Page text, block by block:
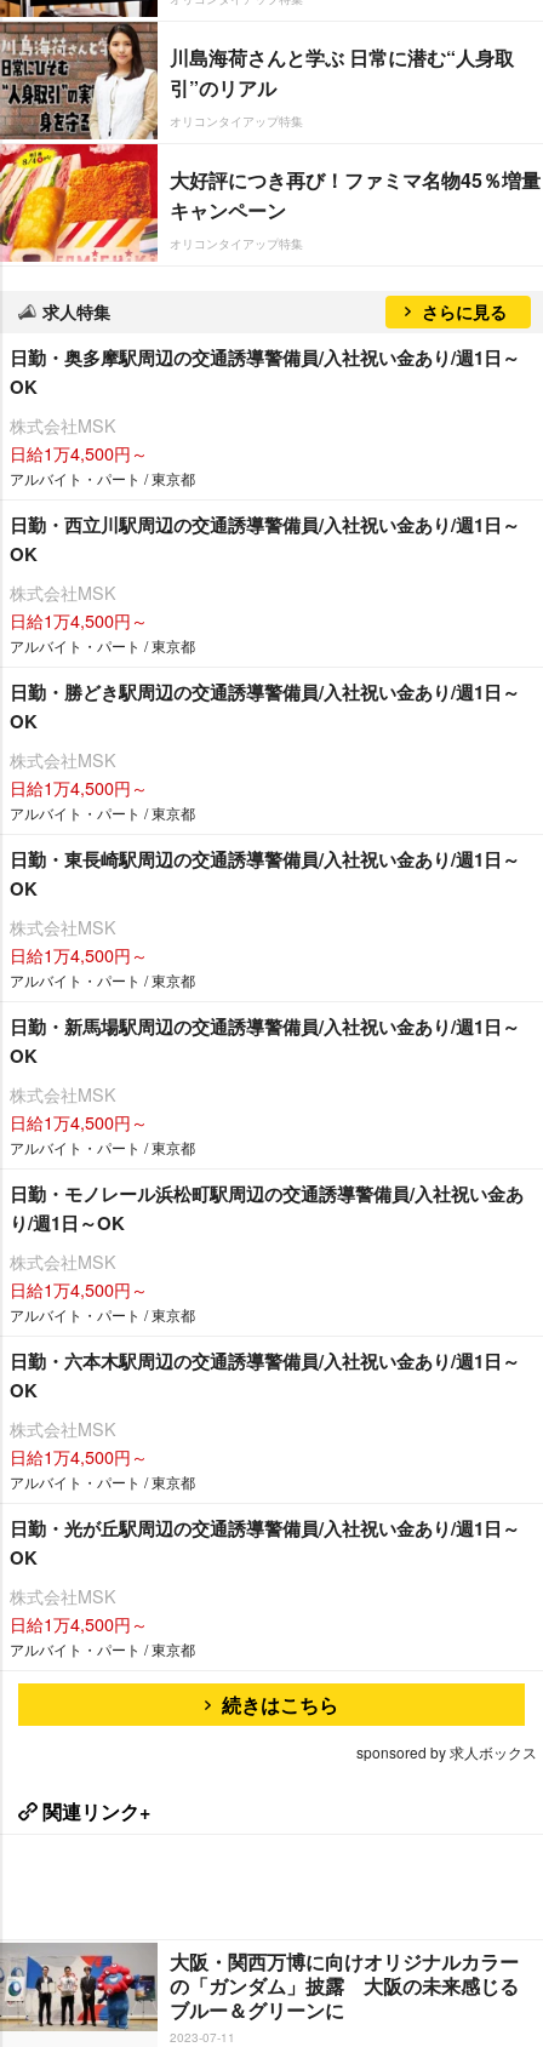
川島海荷さんと学ぶ 日常に潜む“人身取
引”のリアル
オリコンタイアップ特集
大好評につき再び！ファミマ名物45％増量
キャンペーン
オリコンタイアップ特集
求人特集 さらに見る
日勤・奥多摩駅周辺の交通誘導警備員/入社祝い金あり/週1日～
OK
株式会社MSK
日給1万4,500円～
アルバイト・パート / 東京都
日勤・西立川駅周辺の交通誘導警備員/入社祝い金あり/週1日～
OK
株式会社MSK
日給1万4,500円～
アルバイト・パート / 東京都
日勤・勝どき駅周辺の交通誘導警備員/入社祝い金あり/週1日～
OK
株式会社MSK
日給1万4,500円～
アルバイト・パート / 東京都
日勤・東長崎駅周辺の交通誘導警備員/入社祝い金あり/週1日～
OK
株式会社MSK
日給1万4,500円～
アルバイト・パート / 東京都
日勤・新馬場駅周辺の交通誘導警備員/入社祝い金あり/週1日～
OK
株式会社MSK
日給1万4,500円～
アルバイト・パート / 東京都
日勤・モノレール浜松町駅周辺の交通誘導警備員/入社祝い金あ
り/週1日～OK
株式会社MSK
日給1万4,500円～
アルバイト・パート / 東京都
日勤・六本木駅周辺の交通誘導警備員/入社祝い金あり/週1日～
OK
株式会社MSK
日給1万4,500円～
アルバイト・パート / 東京都
日勤・光が丘駅周辺の交通誘導警備員/入社祝い金あり/週1日～
OK
株式会社MSK
日給1万4,500円～
アルバイト・パート / 東京都
続きはこちら
sponsored by 求人ボックス
関連リンク+
大阪・関西万博に向けオリジナルカラー
の「ガンダム」披露 大阪の未来感じる
ブルー＆グリーンに
2023-07-11